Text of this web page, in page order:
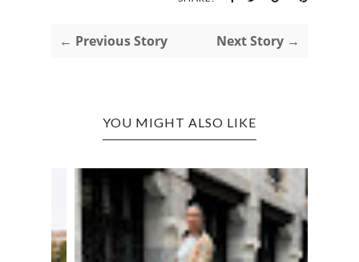
← Previous Story Next Story →
YOU MIGHT ALSO LIKE